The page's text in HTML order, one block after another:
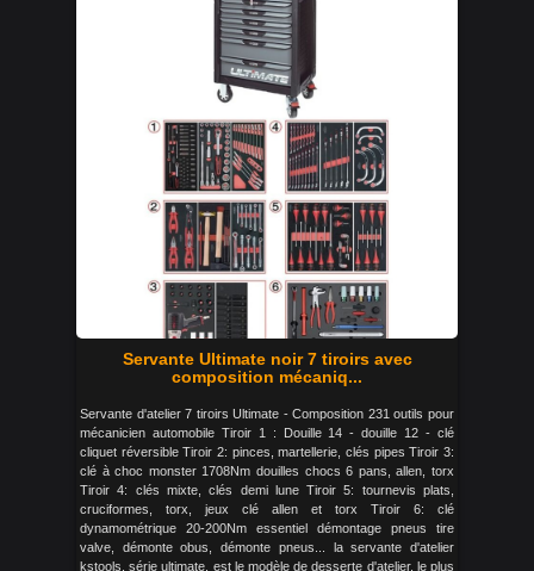
Servante Ultimate noir 7 tiroirs avec
composition mécaniq...
Servante d'atelier 7 tiroirs Ultimate - Composition 231 outils pour
mécanicien automobile Tiroir 1 : Douille 14 - douille 12 - clé
cliquet réversible Tiroir 2: pinces, martellerie, clés pipes Tiroir 3:
clé à choc monster 1708Nm douilles chocs 6 pans, allen, torx
Tiroir 4: clés mixte, clés demi lune Tiroir 5: tournevis plats,
cruciformes, torx, jeux clé allen et torx Tiroir 6: clé
dynamométrique 20-200Nm essentiel démontage pneus tire
valve, démonte obus, démonte pneus... la servante d'atelier
kstools. série ultimate. est le modèle de desserte d'atelier. le plus